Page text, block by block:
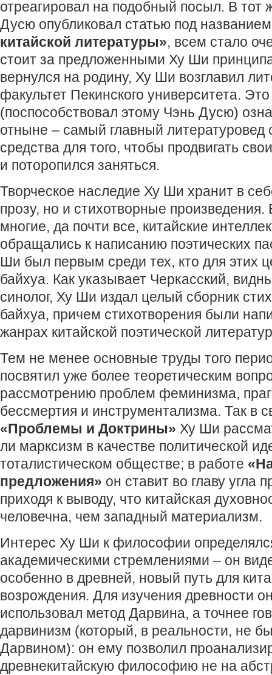
отреагировал на подобный посыл. В тот
Дусю опубликовал статью под
китайской литературы», всем стало
стоит за предложенными Ху Ши
вернулся на родину, Ху Ши возглавил
факультет Пекинского университета.
(поспособствовал этому Чэнь Дусю)
отныне – самый главный литературовед
средства для того, чтобы продвигать
и поторопился заняться.
Творческое наследие Ху Ши хранит в
прозу, но и стихотворные произведения.
многие, да почти все, китайские
обращались к написанию поэтических
Ши был первым среди тех, кто для этих
байхуа. Как указывает Черкасский,
синолог, Ху Ши издал целый сборник
байхуа, причем стихотворения были
жанрах китайской поэтической
Тем не менее основные труды того
посвятил уже более теоретическим
рассмотрению проблем феминизма,
бессмертия и инструментализма. Так в
«Проблемы и Доктрины» Ху Ши
ли марксизм в качестве политической
тоталистическом обществе; в работе
предложения» он ставит во главу угла
приходя к выводу, что китайская
человечна, чем западный материализм.
Интерес Ху Ши к философии
академическими стремлениями – он
особенно в древней, новый путь для
возрождения. Для изучения древности
использовал метод Дарвина, а точнее
дарвинизм (который, в реальности, не
Дарвином): он ему позволил
древнекитайскую философию не на